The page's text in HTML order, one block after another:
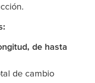
de hasta
de cambio